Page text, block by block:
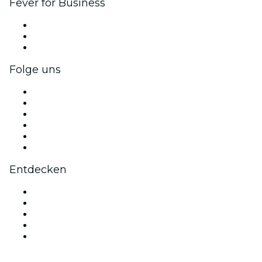
Fever for Business
Folge uns
Entdecken